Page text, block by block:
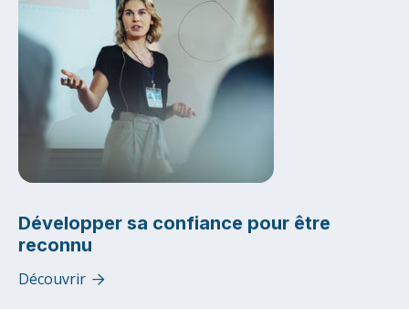
Développer sa confiance pour être
reconnu
Découvrir 